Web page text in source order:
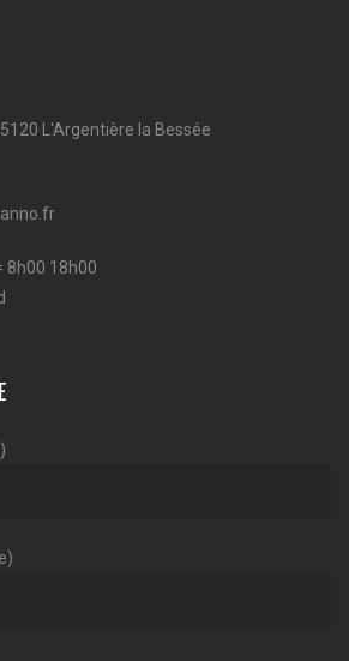
L'Argentière la Bessée
8h00 18h00